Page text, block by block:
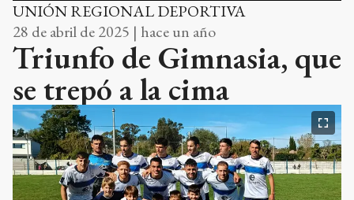
UNIÓN REGIONAL DEPORTIVA
28 de abril de 2025 | hace un año
Triunfo de Gimnasia, que
se trepó a la cima